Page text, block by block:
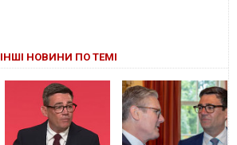
ІНШІ НОВИНИ ПО ТЕМІ